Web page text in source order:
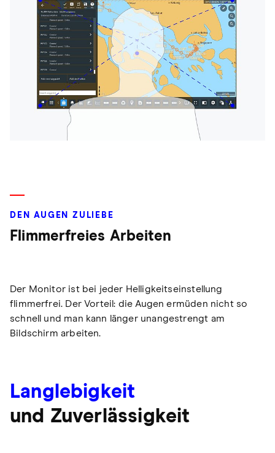
DEN AUGEN ZULIEBE
Flimmerfreies Arbeiten
Der Monitor ist bei jeder Helligkeitseinstellung
flimmerfrei. Der Vorteil: die Augen ermüden nicht so
schnell und man kann länger unangestrengt am
Bildschirm arbeiten.
Langlebigkeit
und Zuverlässigkeit